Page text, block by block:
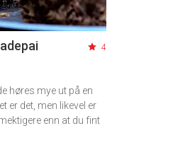
4
høres mye ut på en
er det, men likevel er
enn at du fint